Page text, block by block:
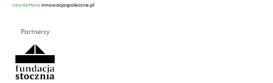
newsletterainnowacjespoleczne.pl
Partnerzy